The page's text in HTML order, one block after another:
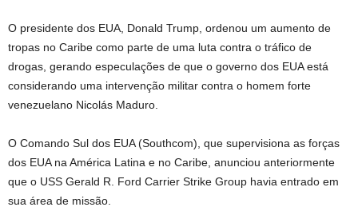
O presidente dos EUA, Donald Trump, ordenou um aumento de
tropas no Caribe como parte de uma luta contra o tráfico de
drogas, gerando especulações de que o governo dos EUA está
considerando uma intervenção militar contra o homem forte
venezuelano Nicolás Maduro.
O Comando Sul dos EUA (Southcom), que supervisiona as forças
dos EUA na América Latina e no Caribe, anunciou anteriormente
que o USS Gerald R. Ford Carrier Strike Group havia entrado em
sua área de missão.